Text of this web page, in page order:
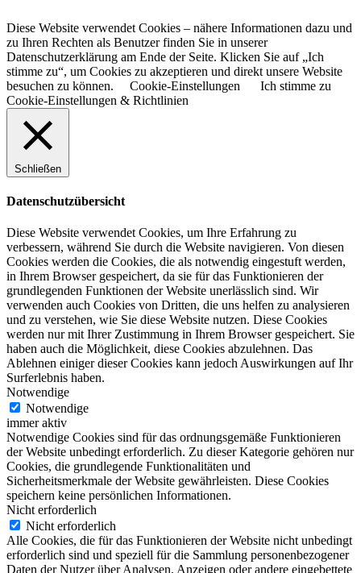
Diese Website verwendet Cookies – nähere Informationen dazu und
zu Ihren Rechten als Benutzer finden Sie in unserer
Datenschutzerklärung am Ende der Seite. Klicken Sie auf „Ich
stimme zu“, um Cookies zu akzeptieren und direkt unsere Website
besuchen zu können.
Cookie-Einstellungen
Ich stimme zu
Cookie-Einstellungen & Richtlinien
Schließen
Datenschutzübersicht
Diese Website verwendet Cookies, um Ihre Erfahrung zu
verbessern, während Sie durch die Website navigieren. Von diesen
Cookies werden die Cookies, die als notwendig eingestuft werden,
in Ihrem Browser gespeichert, da sie für das Funktionieren der
grundlegenden Funktionen der Website unerlässlich sind. Wir
verwenden auch Cookies von Dritten, die uns helfen zu analysieren
und zu verstehen, wie Sie diese Website nutzen. Diese Cookies
werden nur mit Ihrer Zustimmung in Ihrem Browser gespeichert. Sie
haben auch die Möglichkeit, diese Cookies abzulehnen. Das
Ablehnen einiger dieser Cookies kann jedoch Auswirkungen auf Ihr
Surferlebnis haben.
Notwendige
Notwendige
immer aktiv
Notwendige Cookies sind für das ordnungsgemäße Funktionieren
der Website unbedingt erforderlich. Zu dieser Kategorie gehören nur
Cookies, die grundlegende Funktionalitäten und
Sicherheitsmerkmale der Website gewährleisten. Diese Cookies
speichern keine persönlichen Informationen.
Nicht erforderlich
Nicht erforderlich
Alle Cookies, die für das Funktionieren der Website nicht unbedingt
erforderlich sind und speziell für die Sammlung personenbezogener
Daten der Nutzer über Analysen, Anzeigen oder andere eingebettete